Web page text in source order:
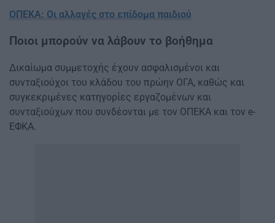
ΟΠΕΚΑ: Οι αλλαγές στο επίδομα παιδιού
Ποιοι μπορούν να λάβουν το βοήθημα
Δικαίωμα συμμετοχής έχουν ασφαλισμένοι και
συνταξιούχοι του κλάδου του πρώην ΟΓΑ, καθώς και
συγκεκριμένες κατηγορίες εργαζομένων και
συνταξιούχων που συνδέονται με τον ΟΠΕΚΑ και τον e-
ΕΦΚΑ.